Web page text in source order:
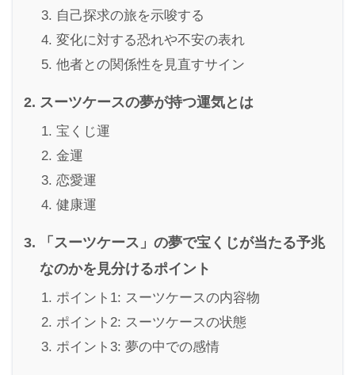
自己探求の旅を示唆する
変化に対する恐れや不安の表れ
他者との関係性を見直すサイン
スーツケースの夢が持つ運気とは
宝くじ運
金運
恋愛運
健康運
「スーツケース」の夢で宝くじが当たる予兆
なのかを見分けるポイント
ポイント1: スーツケースの内容物
ポイント2: スーツケースの状態
ポイント3: 夢の中での感情